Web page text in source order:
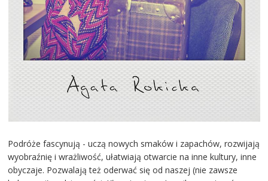
Podróże fascynują - uczą nowych smaków i zapachów, rozwijają
wyobraźnię i wrażliwość, ułatwiają otwarcie na inne kultury, inne
obyczaje. Pozwalają też oderwać się od naszej (nie zawsze